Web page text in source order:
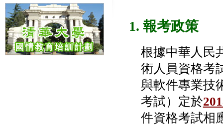
1. 報考政策
根據中華人民
術人員資格考
與軟件專業技
考試）定於
件資格考試相